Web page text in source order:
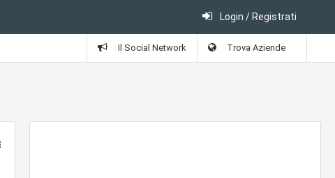
Login / Registrati
Il Social Network Trova Aziende